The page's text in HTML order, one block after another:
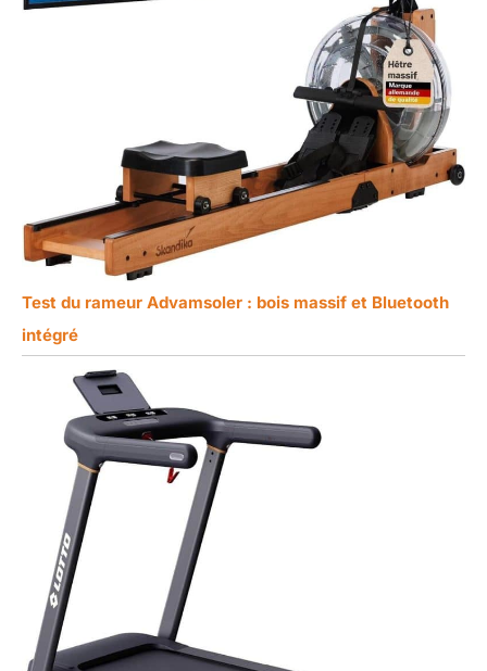
Test du rameur Advamsoler : bois massif et Bluetooth
intégré